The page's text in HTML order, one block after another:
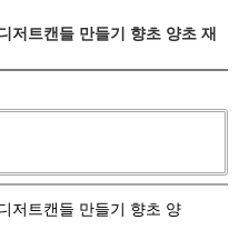
저트캔들 만들기 향초 양초 재
저트캔들 만들기 향초 양